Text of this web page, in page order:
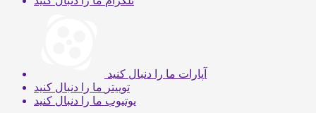
آپارات ما را دنبال کنید
توییتر ما را دنبال کنید
یوتیوب ما را دنبال کنید